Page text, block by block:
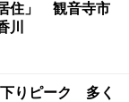
住」 観音寺市
りピーク 多く